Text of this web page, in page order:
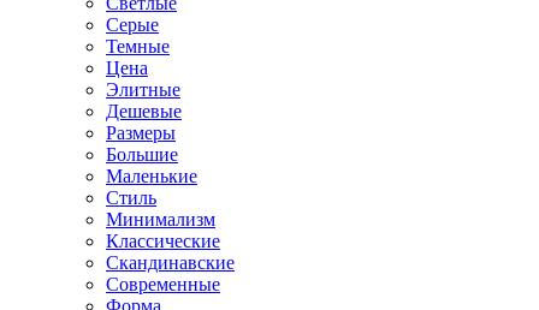
Серые
Темные
Цена
Элитные
Дешевые
Размеры
Большие
Маленькие
Стиль
Минимализм
Классические
Скандинавские
Современные
Форма